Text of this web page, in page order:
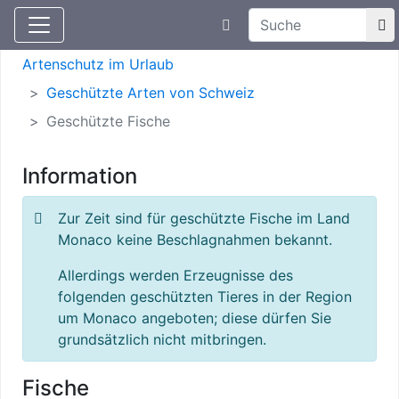
Aktuelle Meldungen
Suchtexteingabe
Artenschutz
Artenschutz im Urlaub
Geschützte Arten von Schweiz
Geschützte Fische
Information
Zur Zeit sind für geschützte Fische im Land
Monaco keine Beschlagnahmen bekannt.
Allerdings werden Erzeugnisse des
folgenden geschützten Tieres in der Region
um Monaco angeboten; diese dürfen Sie
grundsätzlich nicht mitbringen.
Fische